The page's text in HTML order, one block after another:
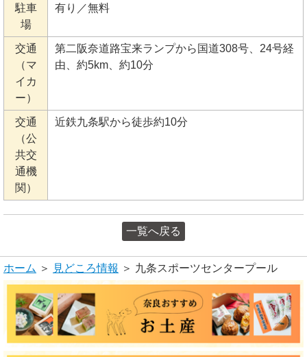
駐車
場
有り／無料
交通
（マ
イカ
ー）
第二阪奈道路宝来ランプから国道308号、24号経
由、約5km、約10分
交通
（公
共交
通機
関）
近鉄九条駅から徒歩約10分
一覧へ戻る
ホーム ＞ 見どころ情報 ＞ 九条スポーツセンタープール